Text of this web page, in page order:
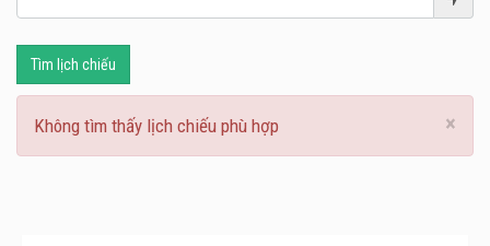
Tìm lịch chiếu
×
Không tìm thấy lịch chiếu phù hợp